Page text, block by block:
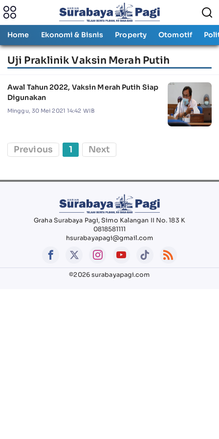
Home Ekonomi & Bisnis Property Otomotif
Uji Praklinik Vaksin Merah Putih
Awal Tahun 2022, Vaksin Merah Putih Siap
Digunakan
Minggu, 30 Mei 2021 14:42 WIB
Previous 1 Next
Graha Surabaya Pagi, Simo Kalangan II No. 183 K
0818581111
hsurabayapagi@gmail.com
©2026 surabayapagi.com